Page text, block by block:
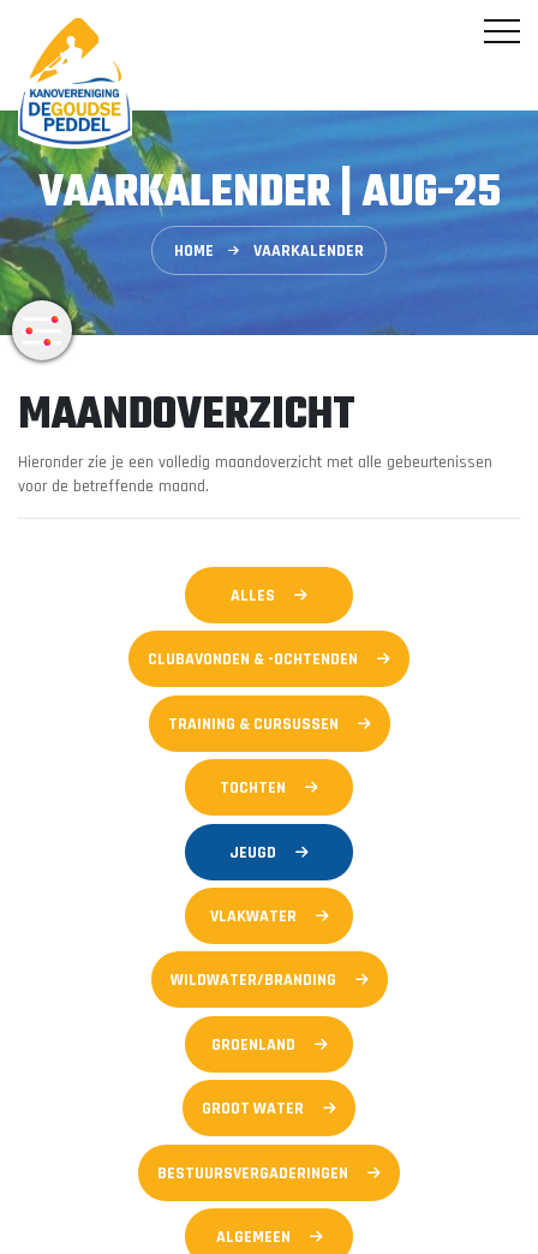
VAARKALENDER | AUG-25
HOME VAARKALENDER
MAANDOVERZICHT
Hieronder zie je een volledig maandoverzicht met alle gebeurtenissen
voor de betreffende maand.
ALLES
CLUBAVONDEN & -OCHTENDEN
TRAINING & CURSUSSEN
TOCHTEN
JEUGD
VLAKWATER
WILDWATER/BRANDING
GROENLAND
GROOT WATER
BESTUURSVERGADERINGEN
ALGEMEEN